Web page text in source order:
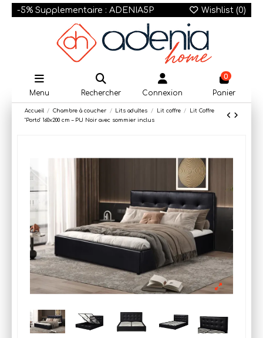
-5% Supplementaire : ADENIA5P Wishlist (0)
Menu Rechercher Connexion
0
Panier
Accueil Chambre à coucher Lits adultes Lit coffre
Lit Coffre
"Porto" 160x200 cm – PU Noir avec sommier inclus